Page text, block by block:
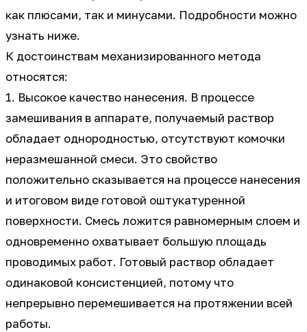
как плюсами, так и минусами. Подробности можно
узнать ниже.
К достоинствам механизированного метода
относятся:
1. Высокое качество нанесения. В процессе
замешивания в аппарате, получаемый раствор
обладает однородностью, отсутствуют комочки
неразмешанной смеси. Это свойство
положительно сказывается на процессе нанесения
и итоговом виде готовой оштукатуренной
поверхности. Смесь ложится равномерным слоем и
одновременно охватывает большую площадь
проводимых работ. Готовый раствор обладает
одинаковой консистенцией, потому что
непрерывно перемешивается на протяжении всей
работы.